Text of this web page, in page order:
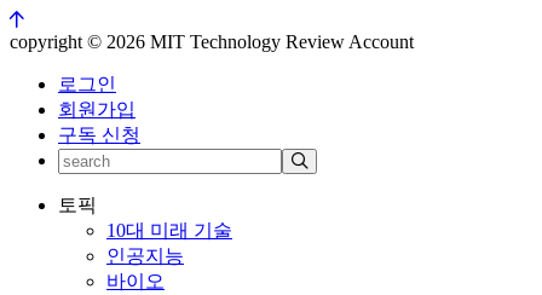
copyright © 2026 MIT Technology Review Account
로그인
회원가입
구독 신청
토픽
10대 미래 기술
인공지능
바이오